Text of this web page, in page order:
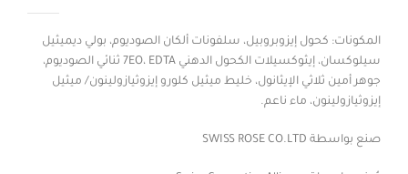
المكونات: كحول إيزوبروبيل، سلفونات ألكان الصوديوم، بولي ديميثيل
سيلوكسان، إيثوكسيلات الكحول الدهني 7EO، EDTA ثنائي الصوديوم،
جوهر أمين ثلاثي الإيثانول، خليط ميثيل كلورو إيزوثيازولينون/ ميثيل
إيزوثيازولينون، ماء ناعم.
صنع بواسطة SWISS ROSE CO.LTD